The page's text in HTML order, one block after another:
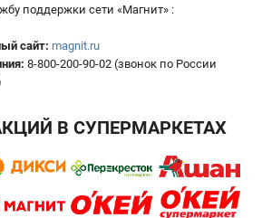
поддержки сети «Магнит» :
сайт: magnit.ru
8-800-200-90-02 (звонок по России
В СУПЕРМАРКЕТАХ